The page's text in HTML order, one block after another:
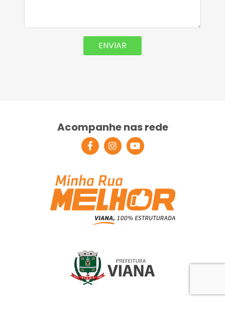
Acompanhe nas rede